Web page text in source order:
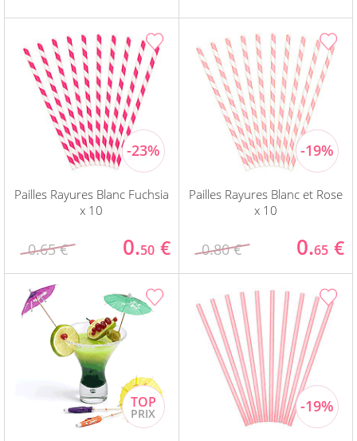
Pailles Rayures Blanc Fuchsia
x 10
0.65 € 0.50 €
Pailles Rayures Blanc et Rose
x 10
0.80 € 0.65 €